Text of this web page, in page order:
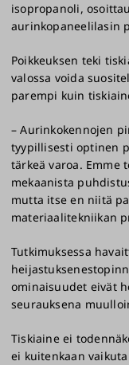
isopropanoli,
aurinkopaneelilasin
Poikkeuksen teki
valossa voida
parempi kuin
– Aurinkokennojen
tyypillisesti optinen
tärkeä varoa. Emme
mekaanista
mutta itse en niitä
materiaalitekniikan
Tutkimuksessa
ominaisuudet eivät
seurauksena
Tiskiaine ei
ei kuitenkaan